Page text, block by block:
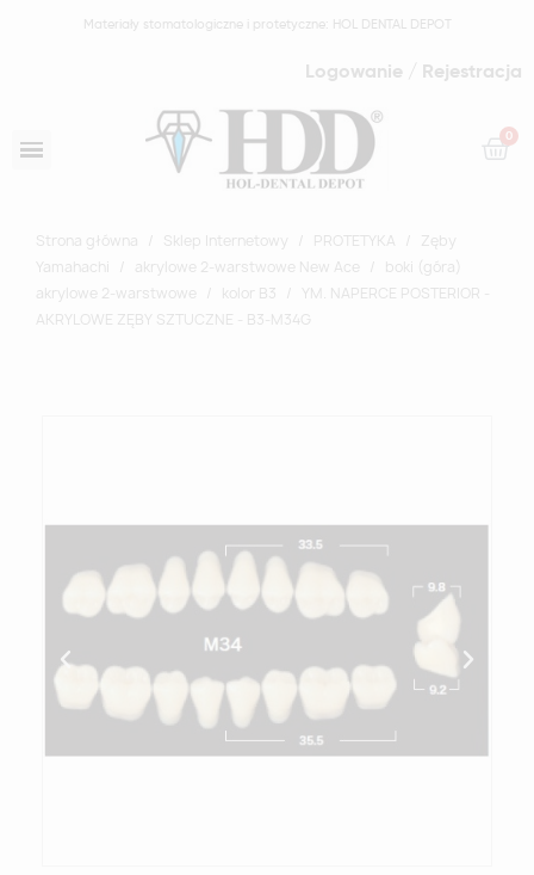
Materiały stomatologiczne i protetyczne: HOL DENTAL DEPOT
Logowanie / Rejestracja
Strona główna Sklep Internetowy PROTETYKA
Zęby
Yamahachi
akrylowe 2-warstwowe New Ace
boki (góra)
akrylowe 2-warstwowe
kolor B3
YM. NAPERCE POSTERIOR -
AKRYLOWE ZĘBY SZTUCZNE - B3-M34G